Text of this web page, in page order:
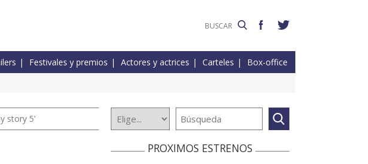
Festivales y premios Actores y actrices Carteles Box-office
story 5'
PROXIMOS ESTRENOS